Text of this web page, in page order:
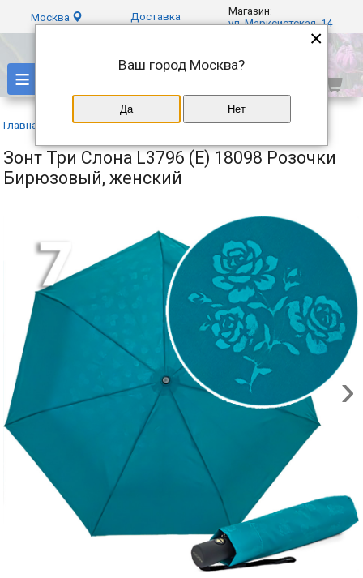
Москва Доставка
Магазин:
ул. Марксистская, 14
≡
Главная Каталог» Три слона»
Зонт Три Слона L3796 (E) 18098 Розочки
Бирюзовый, женский
×
Ваш город Москва?
Да Нет